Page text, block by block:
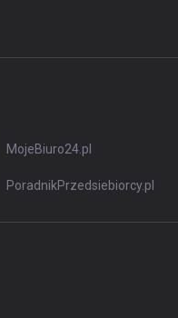
MojeBiuro24.pl
PoradnikPrzedsiebiorcy.pl